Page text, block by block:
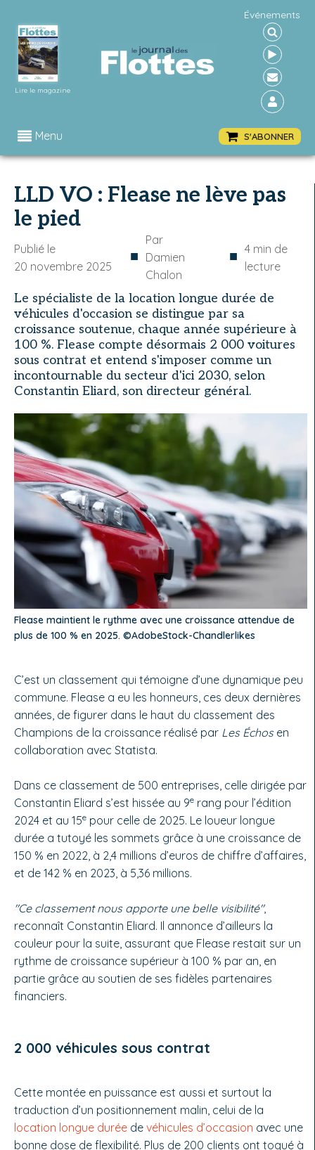
Lire le magazine
Événements
Menu S'ABONNER
LLD VO : Flease ne lève pas
le pied
Publié le
20 novembre 2025
■
Par
Damien
Chalon
■ 4 min de
lecture
Le spécialiste de la location longue durée de
véhicules d'occasion se distingue par sa
croissance soutenue, chaque année supérieure à
100 %. Flease compte désormais 2 000 voitures
sous contrat et entend s'imposer comme un
incontournable du secteur d'ici 2030, selon
Constantin Eliard, son directeur général.
Flease maintient le rythme avec une croissance attendue de
plus de 100 % en 2025. ©AdobeStock-Chandlerlikes
C’est un classement qui témoigne d’une dynamique peu
commune. Flease a eu les honneurs, ces deux dernières
années, de figurer dans le haut du classement des
Champions de la croissance réalisé par Les Échosen
collaboration avec Statista.
Dans ce classement de 500 entreprises, celle dirigée par
Constantin Eliard s’est hissée au 9e rang pour l’édition
2024 et au 15e pour celle de 2025. Le loueur longue
durée a tutoyé les sommets grâce à une croissance de
150 % en 2022, à 2,4 millions d’euros de chiffre d’affaires,
et de 142 % en 2023, à 5,36 millions.
"Ce classement nous apporte une belle visibilité",
reconnaît Constantin Eliard. Il annonce d’ailleurs la
couleur pour la suite, assurant que Flease restait sur un
rythme de croissance supérieur à 100 % par an, en
partie grâce au soutien de ses fidèles partenaires
financiers.
2 000 véhicules sous contrat
Cette montée en puissance est aussi et surtout la
traduction d’un positionnement malin, celui de la
location longue durée de véhicules d’occasion avec une
bonne dose de flexibilité. Plus de 200 clients ont toqué à